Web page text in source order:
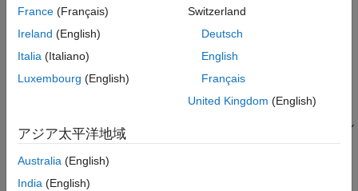
Multibodyでは C コードの生成をサポートしています。
Simscape Multibody 入門
航空宇宙関連、自動車関連およびロボティクスの用途向けのマル
チボディ システムの例
France (Français)
Ireland (English)
Italia (Italiano)
Luxembourg (English)
Switzerland
Deutsch
English
Français
United Kingdom (English)
アジア太平洋地域
Australia (English)
India (English)